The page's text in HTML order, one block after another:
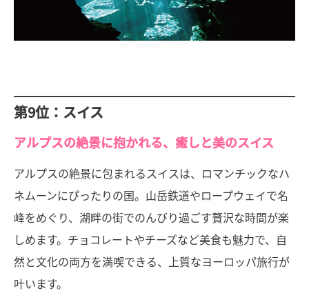
第9位：スイス
アルプスの絶景に抱かれる、癒しと美のスイス
アルプスの絶景に包まれるスイスは、ロマンチックなハ
ネムーンにぴったりの国。山岳鉄道やロープウェイで名
峰をめぐり、湖畔の街でのんびり過ごす贅沢な時間が楽
しめます。チョコレートやチーズなど美食も魅力で、自
然と文化の両方を満喫できる、上質なヨーロッパ旅行が
叶います。